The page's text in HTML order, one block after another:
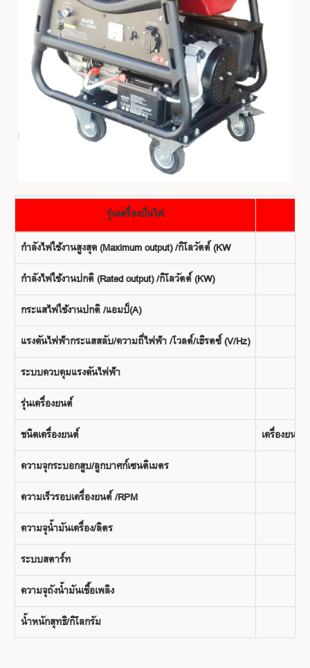
รุ่นเครื่องปั่นไฟ
กำลังไฟใช้งานสูงสุด (Maximum output) /กิโลวัตต์ (KW
กำลังไฟใช้งานปกติ (Rated output) /กิโลวัตต์ (KW)
กระแสไฟใช้งานปกติ /แอมป์(A)
แรงดันไฟฟ้ากระแสสลับ/ความถี่ไฟฟ้า /โวลต์/เฮิรตซ์ (V/Hz)
ระบบควบคุมแรงดันไฟฟ้า
รุ่นเครื่องยนต์
ชนิดเครื่องยนต์
เครื่องยนต์
ความจุกระบอกสูบ/ลูกบาศก์เซนติเมตร
ความเร็วรอบเครื่องยนต์ /RPM
ความจุน้ำมันเครื่อง/ลิตร
ระบบสตาร์ท
ความจุถังน้ำมันเชื้อเพลิง
น้ำหนักสุทธิ/กิโลกรัม